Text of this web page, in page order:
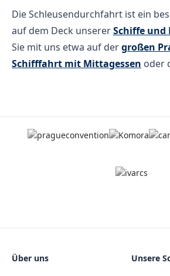
Die Schleusendurchfahrt ist ein
auf dem Deck unsererSchiffe und
Sie mit uns etwa auf dergroßen
Schifffahrt mit Mittagessen oder
Über uns Unsere